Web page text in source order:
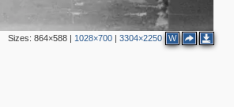
Sizes: 864×588| 1028×700| 3304×2250 W